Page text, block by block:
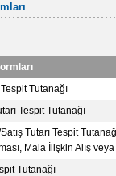
Tutanağı
Tespit Tutanağı
Tutarı Tespit
Mala İlişkin Alış
Tutanağı